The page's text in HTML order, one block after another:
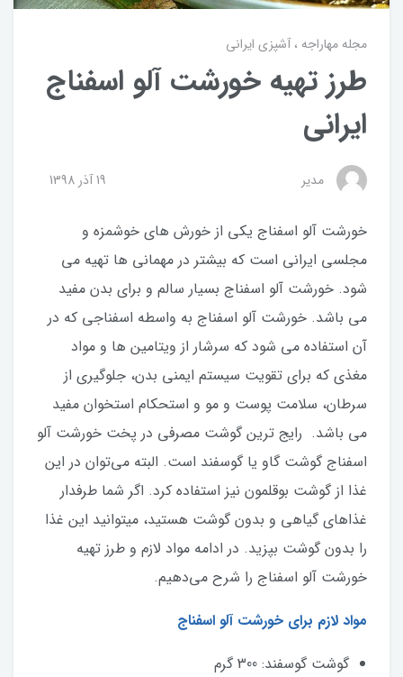
مجله مهاراجه آشپزی ایرانی
طرز تهیه خورشت آلو اسفناج
ایرانی
مدیر 19 آذر 1398
خورشت آلو اسفناج یکی از خورش های خوشمزه و
مجلسی ایرانی است که بیشتر در مهمانی ها تهیه می
شود. خورشت آلو اسفناج بسیار سالم و برای بدن مفید
می باشد. خورشت آلو اسفناج به واسطه اسفناجی که در
آن استفاده می شود که سرشار از ویتامین ها و مواد
مغذی که برای تقویت سیستم ایمنی بدن، جلوگیری از
سرطان، سلامت پوست و مو و استحکام استخوان مفید
می باشد. رایج ترین گوشت مصرفی در پخت خورشت آلو
اسفناج گوشت گاو یا گوسفند است. البته می‌توان در این
غذا از گوشت بوقلمون نیز استفاده کرد. اگر شما طرفدار
غذاهای گیاهی و بدون گوشت هستید، میتوانید این غذا
را بدون گوشت بپزید. در ادامه مواد لازم و طرز تهیه
خورشت آلو اسفناج را شرح می‌دهیم.
مواد لازم برای خورشت آلو اسفناج
گوشت گوسفند: 300 گرم